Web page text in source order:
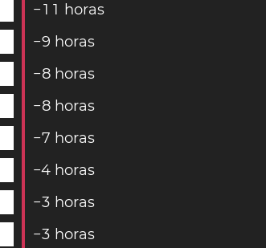
−1 1 horas
−9 horas
−8 horas
−8 horas
−7 horas
−4 horas
−3 horas
−3 horas